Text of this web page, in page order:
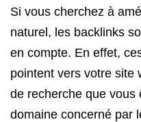
Si vous cherchez à
naturel, les backlinks
en compte. En effet,
pointent vers votre site
de recherche que vous
domaine concerné par